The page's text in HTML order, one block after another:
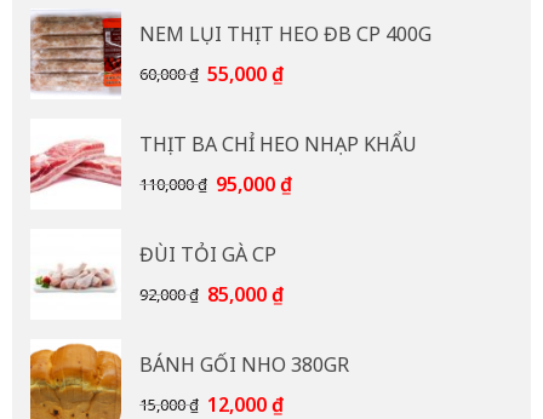
NEM LỤI THỊT HEO ĐB CP 400G
60,000₫ Giá
60,000 ₫.
55,000₫Giá
là:
55,000 ₫.
THỊT BA CHỈ HEO NHẠP KHẨU
110,000₫ Giá
110,000 ₫.
95,000₫Giá
ĐÙI TỎI GÀ CP
92,000₫ Giá
92,000 ₫.
85,000₫Giá
là:
85,000 ₫.
BÁNH GỐI NHO 380GR
15,000₫ Giá
12,000₫Giá